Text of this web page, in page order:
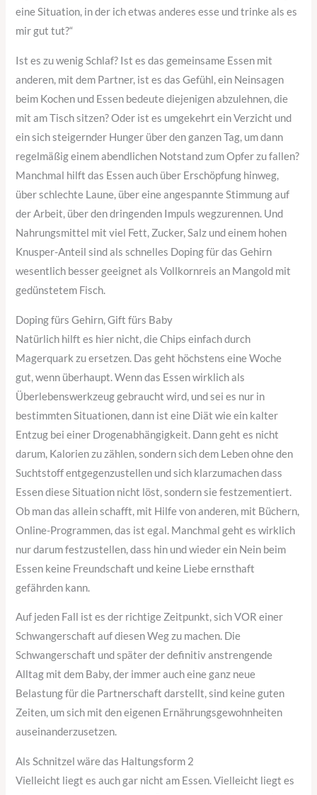
eine Situation, in der ich etwas anderes esse und trinke als es
mir gut tut?“
Ist es zu wenig Schlaf? Ist es das gemeinsame Essen mit
anderen, mit dem Partner, ist es das Gefühl, ein Neinsagen
beim Kochen und Essen bedeute diejenigen abzulehnen, die
mit am Tisch sitzen? Oder ist es umgekehrt ein Verzicht und
ein sich steigernder Hunger über den ganzen Tag, um dann
regelmäßig einem abendlichen Notstand zum Opfer zu fallen?
Manchmal hilft das Essen auch über Erschöpfung hinweg,
über schlechte Laune, über eine angespannte Stimmung auf
der Arbeit, über den dringenden Impuls wegzurennen. Und
Nahrungsmittel mit viel Fett, Zucker, Salz und einem hohen
Knusper-Anteil sind als schnelles Doping für das Gehirn
wesentlich besser geeignet als Vollkornreis an Mangold mit
gedünstetem Fisch.
Doping fürs Gehirn, Gift fürs Baby
Natürlich hilft es hier nicht, die Chips einfach durch
Magerquark zu ersetzen. Das geht höchstens eine Woche
gut, wenn überhaupt. Wenn das Essen wirklich als
Überlebenswerkzeug gebraucht wird, und sei es nur in
bestimmten Situationen, dann ist eine Diät wie ein kalter
Entzug bei einer Drogenabhängigkeit. Dann geht es nicht
darum, Kalorien zu zählen, sondern sich dem Leben ohne den
Suchtstoff entgegenzustellen und sich klarzumachen dass
Essen diese Situation nicht löst, sondern sie festzementiert.
Ob man das allein schafft, mit Hilfe von anderen, mit Büchern,
Online-Programmen, das ist egal. Manchmal geht es wirklich
nur darum festzustellen, dass hin und wieder ein Nein beim
Essen keine Freundschaft und keine Liebe ernsthaft
gefährden kann.
Auf jeden Fall ist es der richtige Zeitpunkt, sich VOR einer
Schwangerschaft auf diesen Weg zu machen. Die
Schwangerschaft und später der definitiv anstrengende
Alltag mit dem Baby, der immer auch eine ganz neue
Belastung für die Partnerschaft darstellt, sind keine guten
Zeiten, um sich mit den eigenen Ernährungsgewohnheiten
auseinanderzusetzen.
Als Schnitzel wäre das Haltungsform 2
Vielleicht liegt es auch gar nicht am Essen. Vielleicht liegt es